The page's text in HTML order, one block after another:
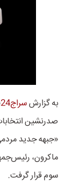
به گزارشسراج24
صدرنشین
سوم قرار گرفت.